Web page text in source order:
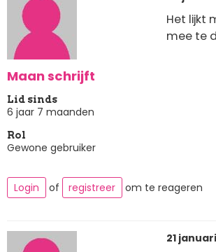
Maan schrijft
Lid sinds
6 jaar 7 maanden
Rol
Gewone gebruiker
Het lijkt
mee te
Login of registreer om te reageren
21